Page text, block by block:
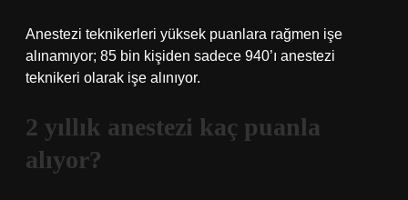
Anestezi teknikerleri yüksek puanlara rağmen işe
alınamıyor; 85 bin kişiden sadece 940’ı anestezi
teknikeri olarak işe alınıyor.
2 yıllık anestezi kaç puanla
alıyor?